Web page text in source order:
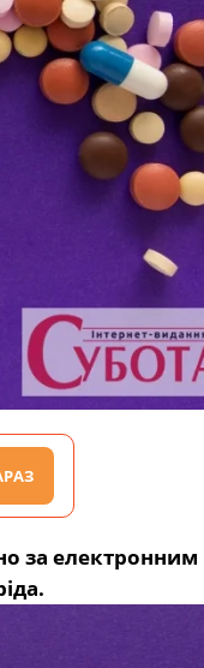
за електронним